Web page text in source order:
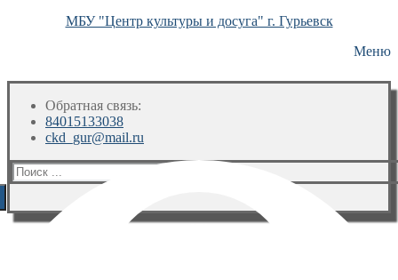
МБУ "Центр культуры и досуга" г. Гурьевск
Меню
Обратная связь:
84015133038
ckd_gur@mail.ru
Искать: